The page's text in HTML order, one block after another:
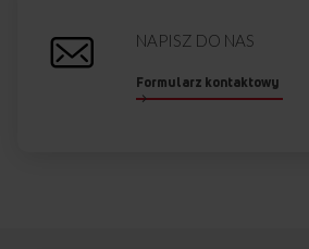
NAPISZ DO NAS
Formularz kontaktowy